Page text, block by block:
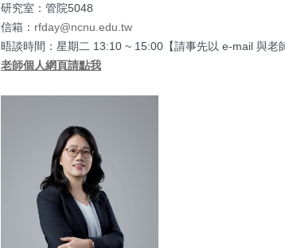
研究室：管院5048
信箱： rfday@ncnu.edu.tw
晤談時間：星期二 13:10 ~ 15:00【請事先以 e-mail 與老
老師個人網頁請點我